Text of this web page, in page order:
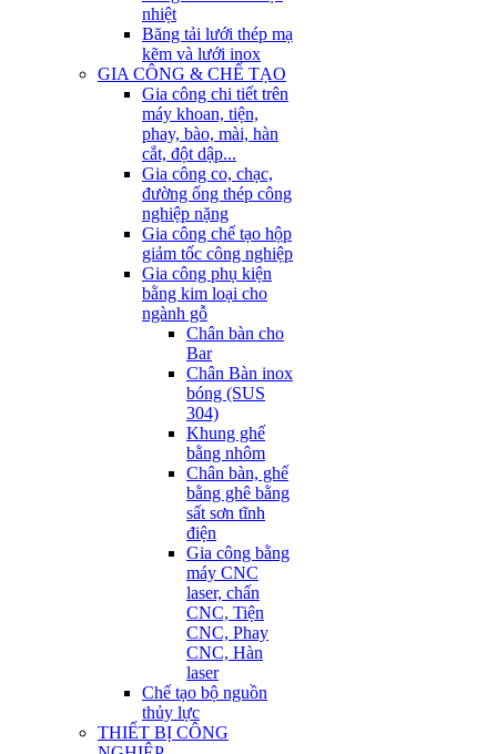
nhiệt
Băng tải lưới thép mạ
kẽm và lưới inox
GIA CÔNG & CHẾ TẠO
Gia công chi tiết trên
máy khoan, tiện,
phay, bào, mài, hàn
cắt, đột dập...
Gia công co, chạc,
đường ống thép công
nghiệp nặng
Gia công chế tạo hộp
giảm tốc công nghiệp
Gia công phụ kiện
bằng kim loại cho
ngành gỗ
Chân bàn cho
Bar
Chân Bàn inox
bóng (SUS
304)
Khung ghế
bằng nhôm
Chân bàn, ghế
bằng ghê bằng
sất sơn tĩnh
điện
Gia công bằng
máy CNC
laser, chấn
CNC, Tiện
CNC, Phay
CNC, Hàn
laser
Chế tạo bộ nguồn
thủy lực
THIẾT BỊ CÔNG